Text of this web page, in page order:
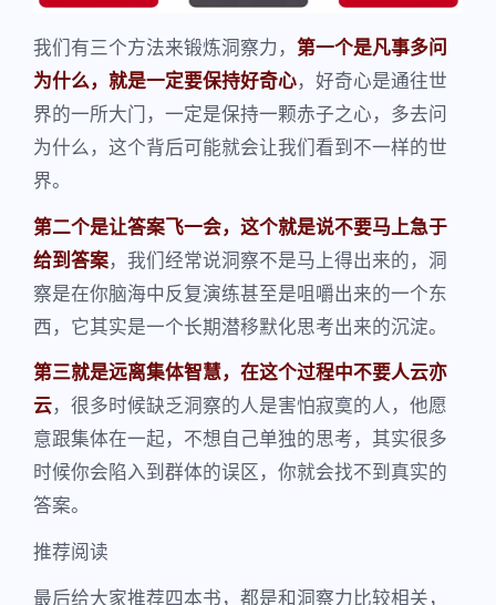
我们有三个方法来锻炼洞察力， 第一个是凡事多问
为什么，就是一定要保持好奇心，好奇心是通往世
界的一所大门，一定是保持一颗赤子之心，多去问
为什么，这个背后可能就会让我们看到不一样的世
界。
第二个是让答案飞一会，这个就是说不要马上急于
给到答案，我们经常说洞察不是马上得出来的，洞
察是在你脑海中反复演练甚至是咀嚼出来的一个东
西，它其实是一个长期潜移默化思考出来的沉淀。
第三就是远离集体智慧，在这个过程中不要人云亦
云，很多时候缺乏洞察的人是害怕寂寞的人，他愿
意跟集体在一起，不想自己单独的思考，其实很多
时候你会陷入到群体的误区，你就会找不到真实的
答案。
推荐阅读
最后给大家推荐四本书，都是和洞察力比较相关，